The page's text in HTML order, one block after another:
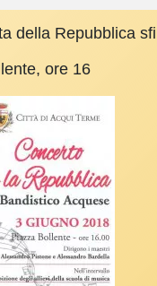
della Repubblica
ore 16